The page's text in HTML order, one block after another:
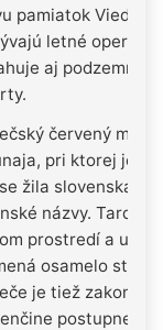
pamiatok Viedne
letné operné
aj podzemné
červený
pri ktorej je
žila slovenská
názvy. Tardos,
prostredí a u
osamelo
je tiež
postupne